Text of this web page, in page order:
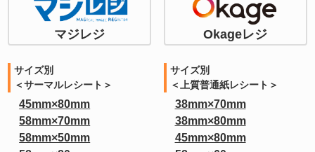
マジレジ Okageレジ
サイズ別
＜サーマルレシート＞
45mm×80mm
58mm×70mm
58mm×50mm
サイズ別
＜上質普通紙レシート＞
38mm×70mm
38mm×80mm
45mm×80mm